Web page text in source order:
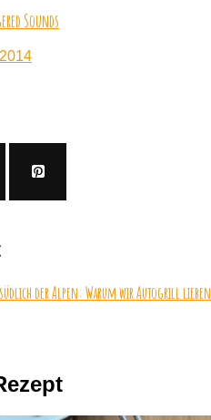
Sounds
südlich der Alpen: Warum wir Autogrill lieben